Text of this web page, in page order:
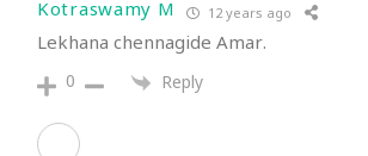
Kotraswamy M 12 years ago
Lekhana chennagide Amar.
0 Reply